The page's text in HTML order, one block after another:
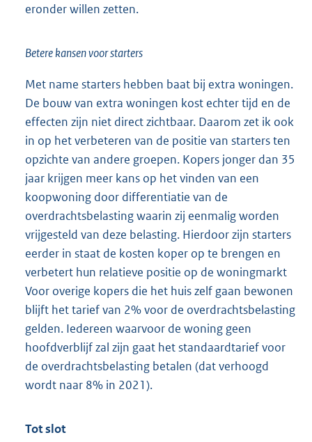
eronder willen zetten.
Betere kansen voor starters
Met name starters hebben baat bij extra woningen.
De bouw van extra woningen kost echter tijd en de
effecten zijn niet direct zichtbaar. Daarom zet ik ook
in op het verbeteren van de positie van starters ten
opzichte van andere groepen. Kopers jonger dan 35
jaar krijgen meer kans op het vinden van een
koopwoning door differentiatie van de
overdrachtsbelasting waarin zij eenmalig worden
vrijgesteld van deze belasting. Hierdoor zijn starters
eerder in staat de kosten koper op te brengen en
verbetert hun relatieve positie op de woningmarkt
Voor overige kopers die het huis zelf gaan bewonen
blijft het tarief van 2% voor de overdrachtsbelasting
gelden. Iedereen waarvoor de woning geen
hoofdverblijf zal zijn gaat het standaardtarief voor
de overdrachtsbelasting betalen (dat verhoogd
wordt naar 8% in 2021).
Tot slot